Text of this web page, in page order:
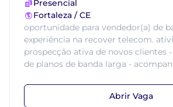
Presencial
Fortaleza / CE
oportunidade para vendedor(a) de
experiência na recover telecom.
prospecção ativa de novos clientes
de planos de banda larga -
Abrir Vaga